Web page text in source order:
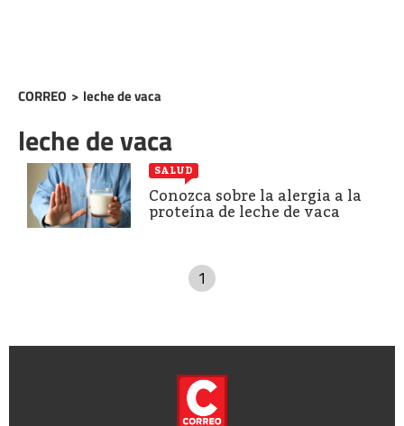
CORREO > leche de vaca
leche de vaca
SALUD
Conozca sobre la alergia a la
proteína de leche de vaca
1